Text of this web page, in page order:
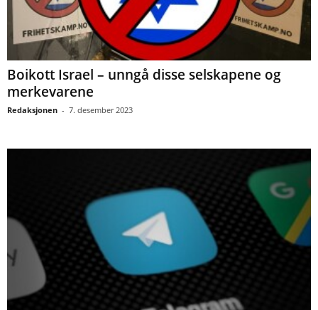
Boikott Israel – unngå disse selskapene og
merkevarene
Redaksjonen - 7. desember 2023